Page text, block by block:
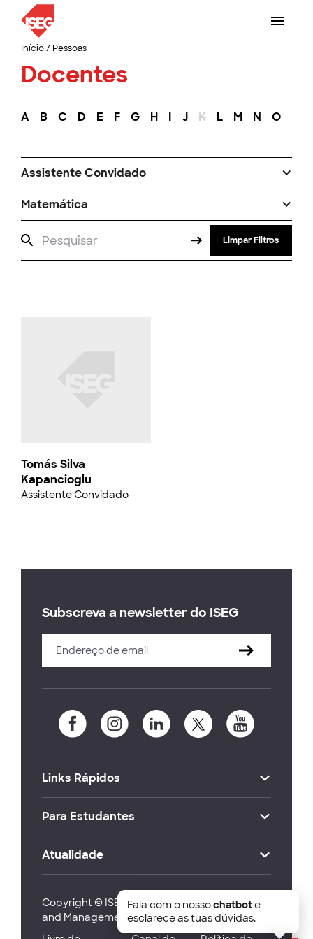
Início/ Pessoas
Docentes
A B C D E F G H I J K L M N O
Assistente Convidado
Matemática
Limpar Filtros
Tomás Silva
Kapancioglu
Assistente Convidado
Subscreva a newsletter do ISEG
Links Rápidos
Para Estudantes
Atualidade
Copyright © ISEG Lisbon School of Economics
and Management 2026
Fala com o nossochatbote
esclarece as tuas dúvidas.